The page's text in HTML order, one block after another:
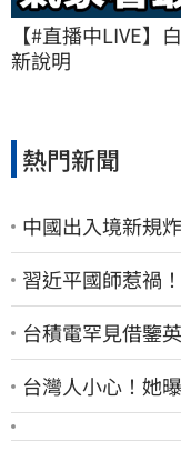
【#直播中LIVE
新說明
熱門新聞
中國出入境新規
習近平國師惹禍
台積電罕見借鑒
台灣人小心！她